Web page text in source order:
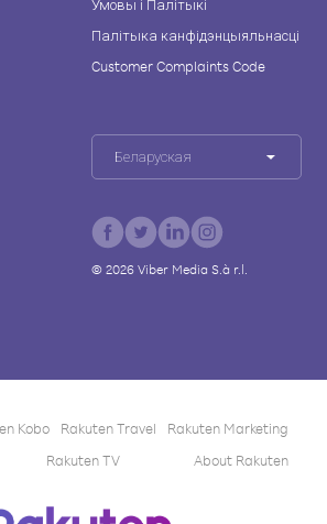
Умовы і Палітыкі
Палітыка канфідэнцыяльнасці
Customer Complaints Code
Беларуская
© 2026Viber Media S.à r.l.
Kobo Rakuten Travel
Rakuten Marketing
Rakuten TV About Rakuten